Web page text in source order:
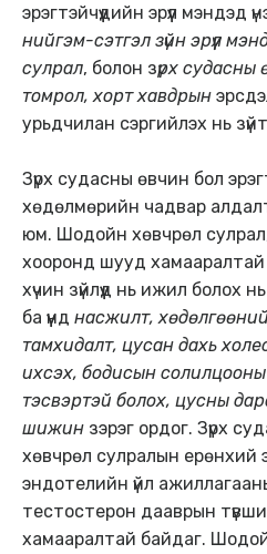
эрэгтэйчүүдийн эрүүл мэндэд
нийгэм-сэтгэл зүйн эрүүл
сулрал, болон зүрх судасны
томрол, хорт хавдрын
урьдчилан сэргийлэх нь
Зүрх судасны өвчин бол
хөдөлмөрийн чадвар
юм. Шодойн хөвчрөл
хооронд шууд хамааралтай
хүчин зүйлүүд нь ижил болох
ба үүнд насжилт,
тамхидалт, цусан дахь
ихсэх, бодисын
тэсвэртэй болох, цусны
шижин зэрэг ордог. Зүрх
хөвчрөл сулралын ерөнхий
эндотелийн үйл
тестостерон дааврын
хамааралтай байдаг.